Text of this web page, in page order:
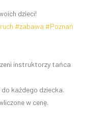
dzieci!
#zabawa #Poznań
instruktorzy tańca
każdego dziecka.
w cenę.